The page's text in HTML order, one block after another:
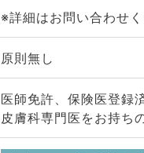
※詳細はお問い合わせ
原則無し
医師免許、保険医登録
皮膚科専門医をお持ち